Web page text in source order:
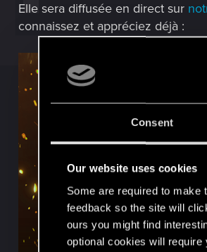
Consent
Our website uses cookies
Some are required to make
feedback so the site will
ours you might find
optional cookies will require
Elle sera diffusée en direct sur
connaissez et appréciez déjà :